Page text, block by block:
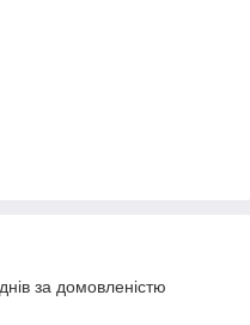
за домовленістю